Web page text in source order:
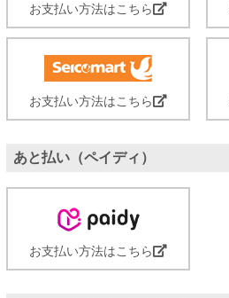
お支払い方法はこちら
お支払い方法はこちら
あと払い（ペイディ）
お支払い方法はこちら